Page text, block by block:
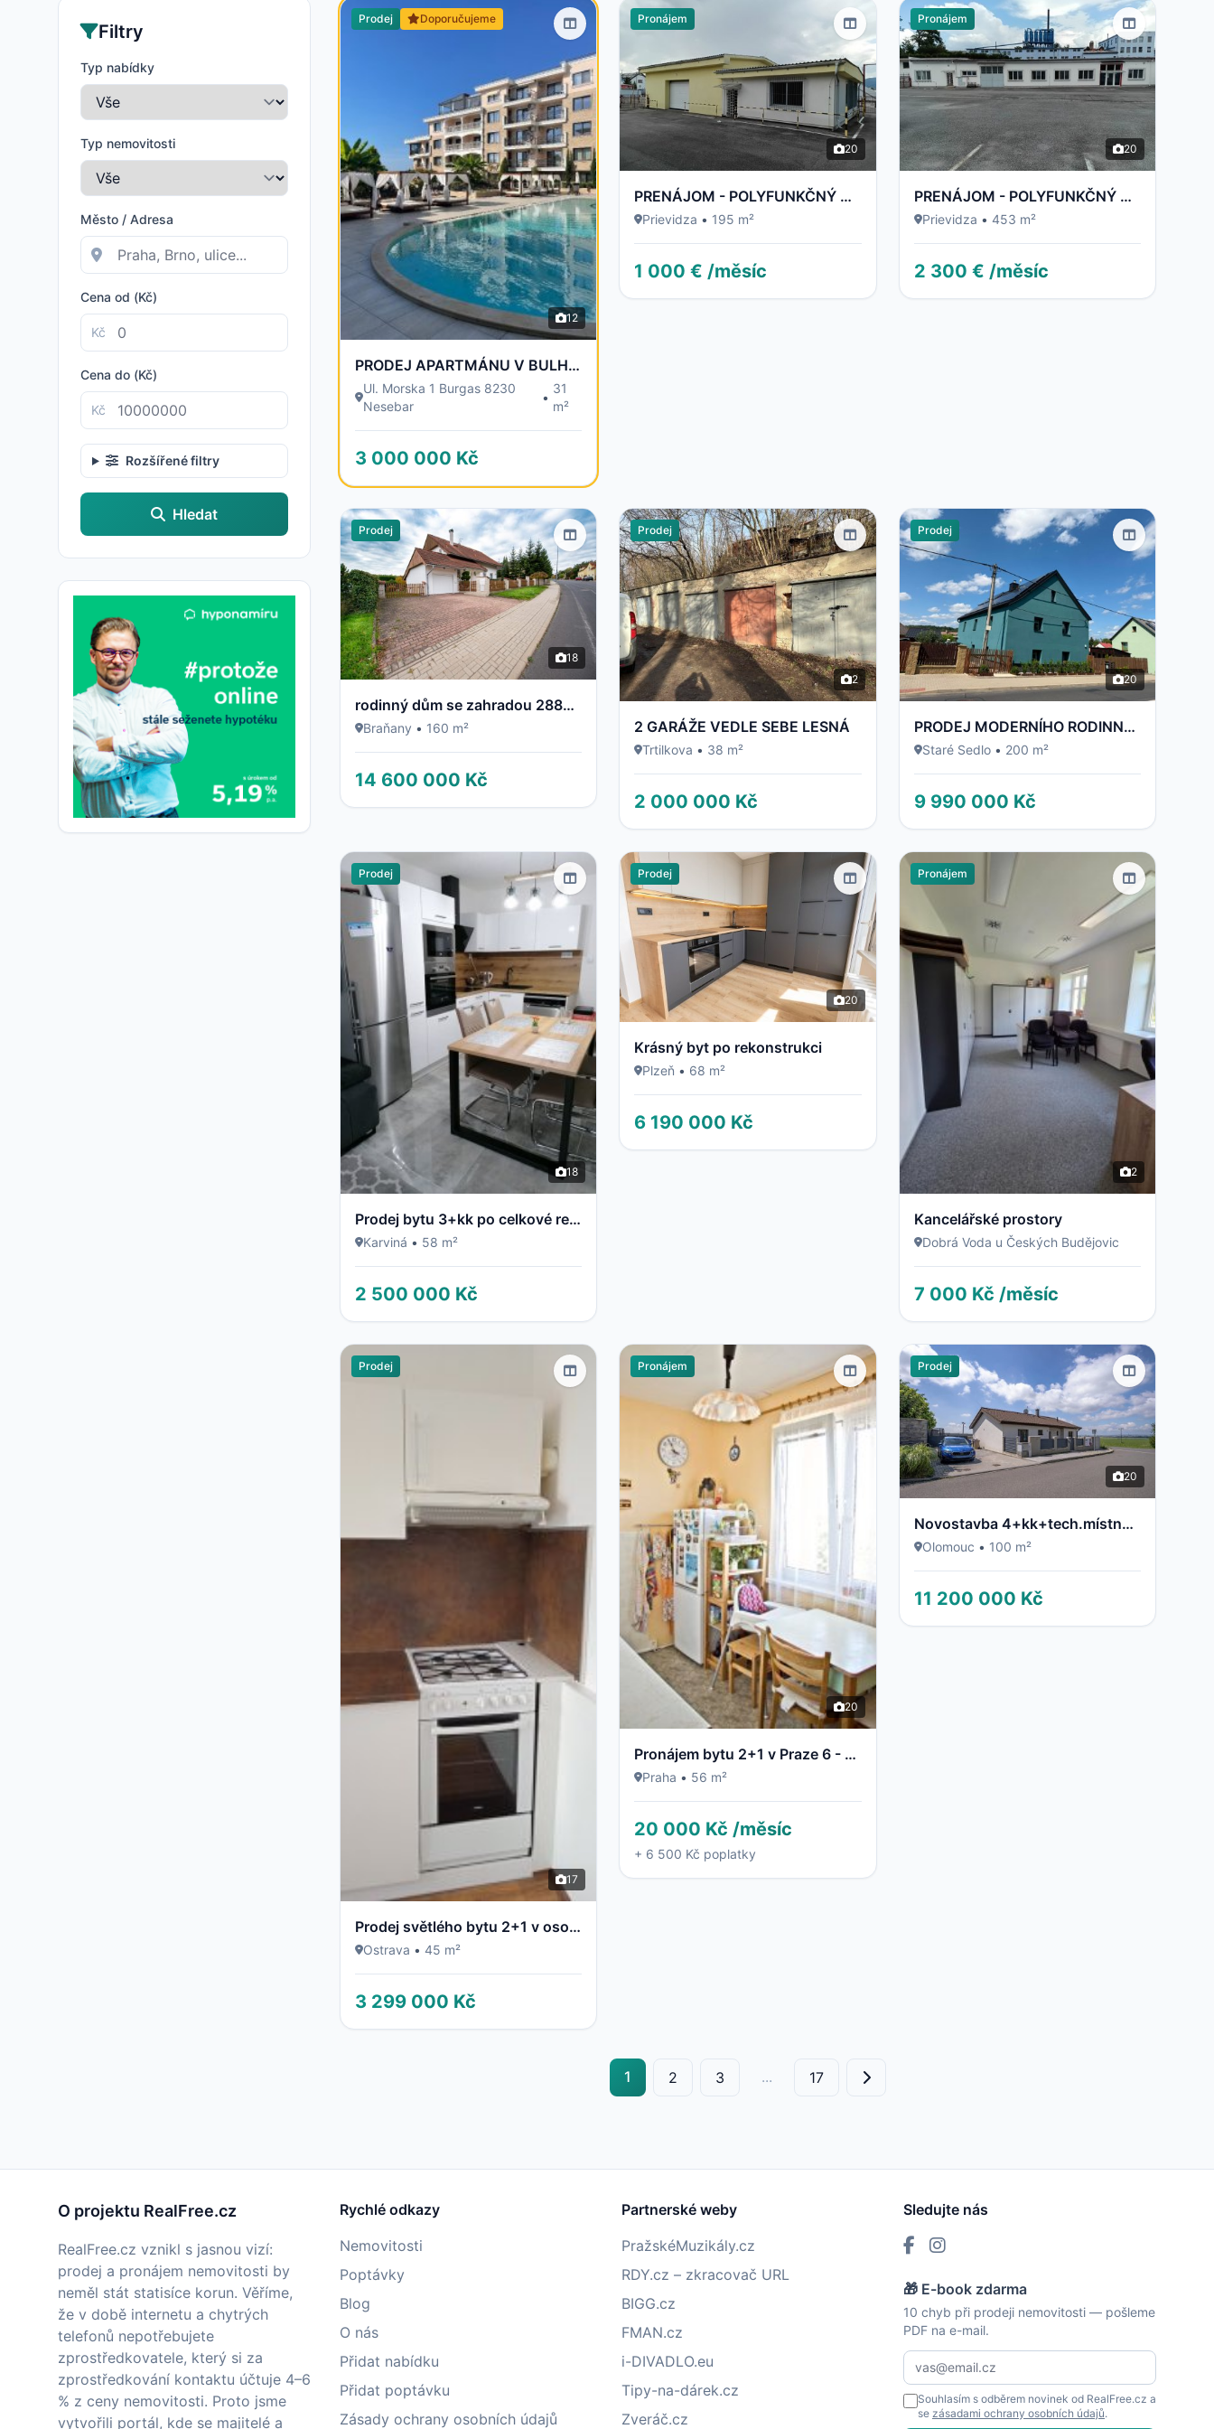
Filtry
Typ nabídky
Typ nemovitosti
Město / Adresa
Cena od (Kč)
Kč
Cena do (Kč)
Kč
Rozšířené filtry
Hledat
Prodej Doporučujeme
12
PRODEJ APARTMÁNU V BULHARSKU - 100 m od moře
Ul. Morska 1 Burgas 8230
Nesebar
•
31
m²
3 000 000 Kč
Pronájem
20
PRENÁJOM - POLYFUNKČNÝ OBJEKT / BUDOVA - NECPALSKÁ CESTA 34 E – PRIEVIDZA
Prievidza • 195 m²
1 000 € /měsíc
Pronájem
20
PRENÁJOM - POLYFUNKČNÝ OBJEKT / BUDOVA - NECPALSKÁ CESTA 34 B – PRIEVIDZA
Prievidza • 453 m²
2 300 € /měsíc
Prodej
18
rodinný dům se zahradou 2883m2
Braňany • 160 m²
14 600 000 Kč
Prodej
2
2 GARÁŽE VEDLE SEBE LESNÁ
Trtilkova • 38 m²
2 000 000 Kč
Prodej
20
PRODEJ MODERNÍHO RODINNÉHO DOMU 5+KK | 200 m² | PO KOMPLETNÍ REKONSTRUKCI | POZEMEK 700 m² | STARÉ S
Staré Sedlo • 200 m²
9 990 000 Kč
Prodej
18
Prodej bytu 3+kk po celkové rekonstrukci
Karviná • 58 m²
2 500 000 Kč
Prodej
20
Krásný byt po rekonstrukci
Plzeň • 68 m²
6 190 000 Kč
Pronájem
2
Kancelářské prostory
Dobrá Voda u Českých Budějovic
7 000 Kč /měsíc
Prodej
17
Prodej světlého bytu 2+1 v osobním vlastnictví – Ostrava, Dubina (ul. Jaroslava Misky)
Ostrava • 45 m²
3 299 000 Kč
Pronájem
20
Pronájem bytu 2+1 v Praze 6 - Petřiny, 56m2
Praha • 56 m²
20 000 Kč /měsíc
+ 6 500 Kč poplatky
Prodej
20
Novostavba 4+kk+tech.místnost
Olomouc • 100 m²
11 200 000 Kč
1 2 3 ... 17
O projektu RealFree.cz
RealFree.cz vznikl s jasnou vizí:
prodej a pronájem nemovitosti by
neměl stát statisíce korun. Věříme,
že v době internetu a chytrých
telefonů nepotřebujete
zprostředkovatele, který si za
zprostředkování kontaktu účtuje 4–6
% z ceny nemovitosti. Proto jsme
vytvořili portál, kde se majitelé a
Rychlé odkazy
Nemovitosti
Poptávky
Blog
O nás
Přidat nabídku
Přidat poptávku
Zásady ochrany osobních údajů
Partnerské weby
PražskéMuzikály.cz
RDY.cz – zkracovač URL
BIGG.cz
FMAN.cz
i-DIVADLO.eu
Tipy-na-dárek.cz
Zveráč.cz
Sledujte nás
🎁 E-book zdarma
10 chyb při prodeji nemovitosti — pošleme
PDF na e-mail.
Souhlasím s odběrem novinek od RealFree.cz a
se zásadami ochrany osobních údajů.